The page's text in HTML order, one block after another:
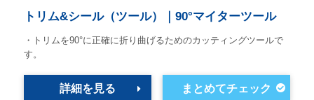
トリム&シール（ツール）｜90°マイターツール
・トリムを90°に正確に折り曲げるためのカッティングツールで
す。
詳細を見る